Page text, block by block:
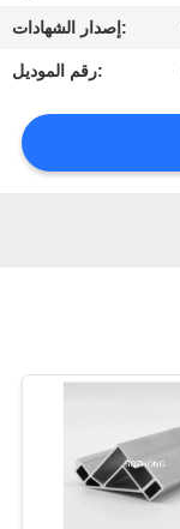
اتصل
اطلب
إصدار الشهادات:
رقم الموديل: